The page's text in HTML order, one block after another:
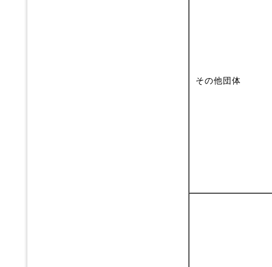
その他団体